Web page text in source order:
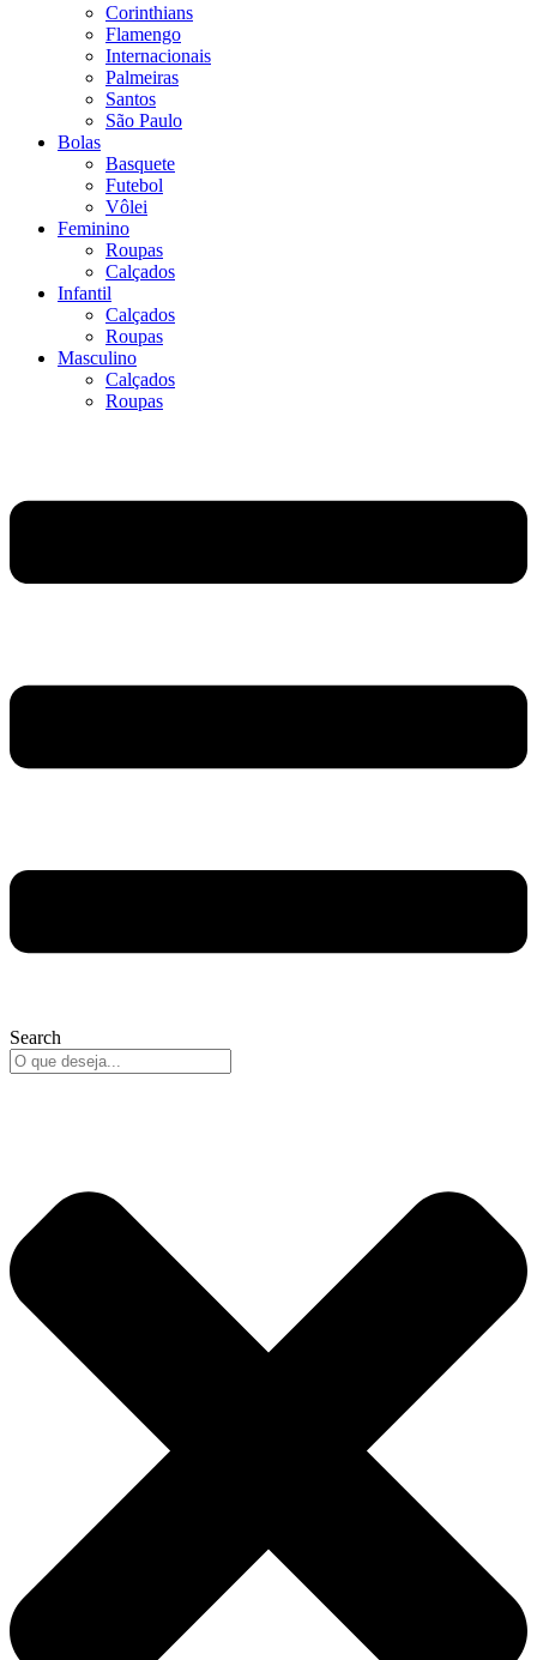
Corinthians
Flamengo
Internacionais
Palmeiras
Santos
São Paulo
Bolas
Basquete
Futebol
Vôlei
Feminino
Roupas
Calçados
Infantil
Calçados
Roupas
Masculino
Calçados
Roupas
Search